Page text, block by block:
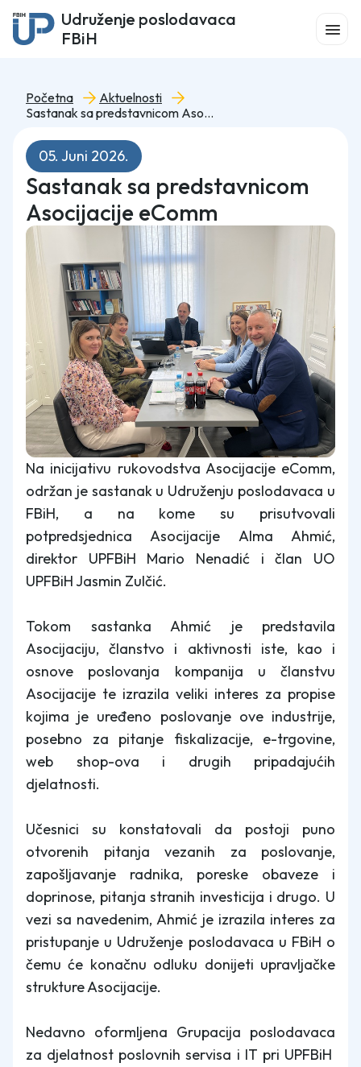
Udruženje poslodavaca
FBiH
Početna
Aktuelnosti
Sastanak sa predstavnicom Asocijacije eComm
05. Juni 2026.
Sastanak sa predstavnicom
Asocijacije eComm
Na inicijativu rukovodstva Asocijacije eComm,
održan je sastanak u Udruženju poslodavaca u
FBiH, a na kome su prisutvovali
potpredsjednica Asocijacije Alma Ahmić,
direktor UPFBiH Mario Nenadić i član UO
UPFBiH Jasmin Zulčić.
Tokom sastanka Ahmić je predstavila
Asocijaciju, članstvo i aktivnosti iste, kao i
osnove poslovanja kompanija u članstvu
Asocijacije te izrazila veliki interes za propise
kojima je uređeno poslovanje ove industrije,
posebno za pitanje fiskalizacije, e-trgovine,
web shop-ova i drugih pripadajućih
djelatnosti.
Učesnici su konstatovali da postoji puno
otvorenih pitanja vezanih za poslovanje,
zapošljavanje radnika, poreske obaveze i
doprinose, pitanja stranih investicija i drugo. U
vezi sa navedenim, Ahmić je izrazila interes za
pristupanje u Udruženje poslodavaca u FBiH o
čemu će konačnu odluku donijeti upravljačke
strukture Asocijacije.
Nedavno oformljena Grupacija poslodavaca
za djelatnost poslovnih servisa i IT pri UPFBiH